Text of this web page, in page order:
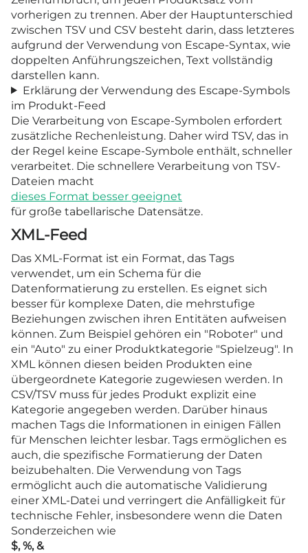
vorherigen zu trennen. Aber der Hauptunterschied
zwischen TSV und CSV besteht darin, dass letzteres
aufgrund der Verwendung von Escape-Syntax, wie
doppelten Anführungszeichen, Text vollständig
darstellen kann.
Erklärung der Verwendung des Escape-Symbols
im Produkt-Feed
Die Verarbeitung von Escape-Symbolen erfordert
zusätzliche Rechenleistung. Daher wird TSV, das in
der Regel keine Escape-Symbole enthält, schneller
verarbeitet. Die schnellere Verarbeitung von TSV-
Dateien macht
dieses Format besser geeignet
für große tabellarische Datensätze.
XML-Feed
Das XML-Format ist ein Format, das Tags
verwendet, um ein Schema für die
Datenformatierung zu erstellen. Es eignet sich
besser für komplexe Daten, die mehrstufige
Beziehungen zwischen ihren Entitäten aufweisen
können. Zum Beispiel gehören ein "Roboter" und
ein "Auto" zu einer Produktkategorie "Spielzeug". In
XML können diesen beiden Produkten eine
übergeordnete Kategorie zugewiesen werden. In
CSV/TSV muss für jedes Produkt explizit eine
Kategorie angegeben werden. Darüber hinaus
machen Tags die Informationen in einigen Fällen
für Menschen leichter lesbar. Tags ermöglichen es
auch, die spezifische Formatierung der Daten
beizubehalten. Die Verwendung von Tags
ermöglicht auch die automatische Validierung
einer XML-Datei und verringert die Anfälligkeit für
technische Fehler, insbesondere wenn die Daten
Sonderzeichen wie
$, %, &